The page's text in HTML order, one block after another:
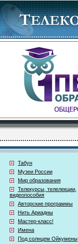
Табун
Музеи России
Мир образования
Телекурсы, телелекции,
видеопособия
Авторские программы
Нить Ариадны
Мастер-класс!
Имена
Под солнцем Ойкумены